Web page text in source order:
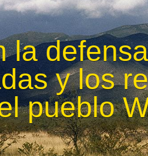
la
y los
pueblo